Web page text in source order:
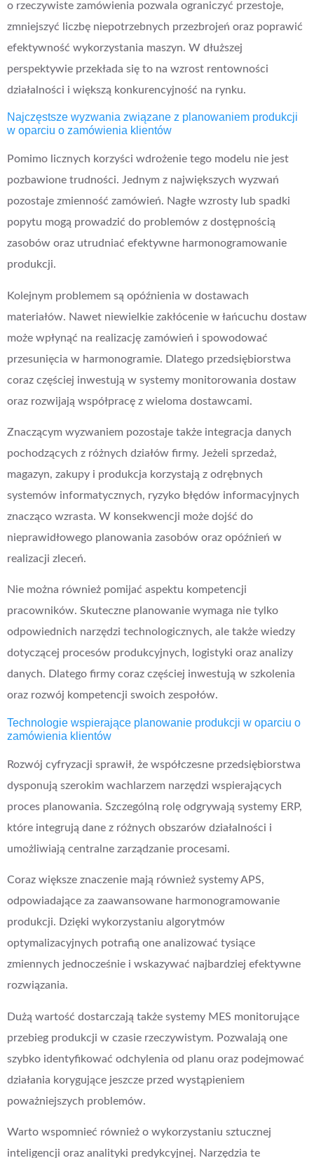
o rzeczywiste zamówienia pozwala ograniczyć przestoje,
zmniejszyć liczbę niepotrzebnych przezbrojeń oraz poprawić
efektywność wykorzystania maszyn. W dłuższej
perspektywie przekłada się to na wzrost rentowności
działalności i większą konkurencyjność na rynku.
Najczęstsze wyzwania związane z planowaniem produkcji
w oparciu o zamówienia klientów
Pomimo licznych korzyści wdrożenie tego modelu nie jest
pozbawione trudności. Jednym z największych wyzwań
pozostaje zmienność zamówień. Nagłe wzrosty lub spadki
popytu mogą prowadzić do problemów z dostępnością
zasobów oraz utrudniać efektywne harmonogramowanie
produkcji.
Kolejnym problemem są opóźnienia w dostawach
materiałów. Nawet niewielkie zakłócenie w łańcuchu dostaw
może wpłynąć na realizację zamówień i spowodować
przesunięcia w harmonogramie. Dlatego przedsiębiorstwa
coraz częściej inwestują w systemy monitorowania dostaw
oraz rozwijają współpracę z wieloma dostawcami.
Znaczącym wyzwaniem pozostaje także integracja danych
pochodzących z różnych działów firmy. Jeżeli sprzedaż,
magazyn, zakupy i produkcja korzystają z odrębnych
systemów informatycznych, ryzyko błędów informacyjnych
znacząco wzrasta. W konsekwencji może dojść do
nieprawidłowego planowania zasobów oraz opóźnień w
realizacji zleceń.
Nie można również pomijać aspektu kompetencji
pracowników. Skuteczne planowanie wymaga nie tylko
odpowiednich narzędzi technologicznych, ale także wiedzy
dotyczącej procesów produkcyjnych, logistyki oraz analizy
danych. Dlatego firmy coraz częściej inwestują w szkolenia
oraz rozwój kompetencji swoich zespołów.
Technologie wspierające planowanie produkcji w oparciu o
zamówienia klientów
Rozwój cyfryzacji sprawił, że współczesne przedsiębiorstwa
dysponują szerokim wachlarzem narzędzi wspierających
proces planowania. Szczególną rolę odgrywają systemy ERP,
które integrują dane z różnych obszarów działalności i
umożliwiają centralne zarządzanie procesami.
Coraz większe znaczenie mają również systemy APS,
odpowiadające za zaawansowane harmonogramowanie
produkcji. Dzięki wykorzystaniu algorytmów
optymalizacyjnych potrafią one analizować tysiące
zmiennych jednocześnie i wskazywać najbardziej efektywne
rozwiązania.
Dużą wartość dostarczają także systemy MES monitorujące
przebieg produkcji w czasie rzeczywistym. Pozwalają one
szybko identyfikować odchylenia od planu oraz podejmować
działania korygujące jeszcze przed wystąpieniem
poważniejszych problemów.
Warto wspomnieć również o wykorzystaniu sztucznej
inteligencji oraz analityki predykcyjnej. Narzędzia te